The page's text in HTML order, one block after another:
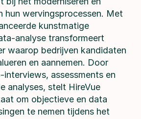
hun wervingsprocessen. Met
kunstmatige
analyse transformeert
waarop bedrijven kandidaten
en aannemen. Door
interviews, assessments en
analyses, stelt HireVue
om objectieve en data
te nemen tijdens het